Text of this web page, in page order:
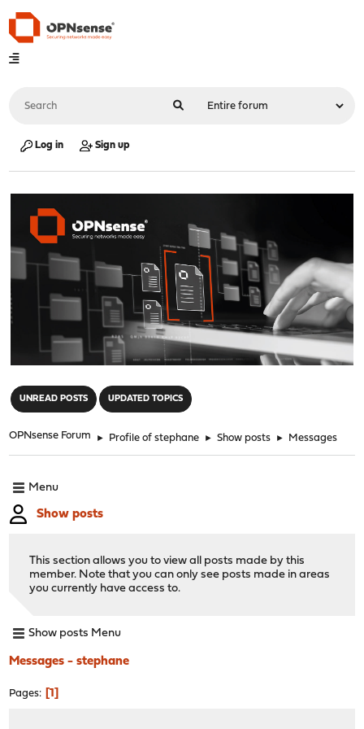
Log in Sign up
UNREAD POSTS UPDATED TOPICS
OPNsense Forum ► Profile of stephane ► Show posts ► Messages
Menu
Show posts
This section allows you to view all posts made by this
member. Note that you can only see posts made in areas
you currently have access to.
Show posts Menu
Messages - stephane
Pages 1